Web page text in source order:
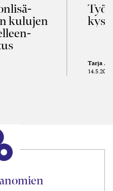
kulujen
Tarja
14.5.2021